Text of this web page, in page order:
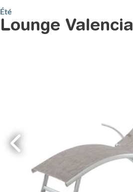
Été
Lounge Valencia